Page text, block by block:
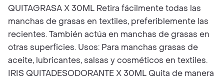
QUITAGRASA X 30ML Retira fácilmente todas las
manchas de grasas en textiles, preferiblemente las
recientes. También actúa en manchas de grasas en
otras superficies. Usos: Para manchas grasas de
aceite, lubricantes, salsas y cosméticos en textiles.
IRIS QUITADESODORANTE X 30ML Quita de manera